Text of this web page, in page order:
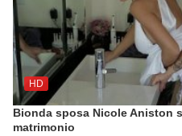
HD
Bionda sposa Nicole Aniston
matrimonio